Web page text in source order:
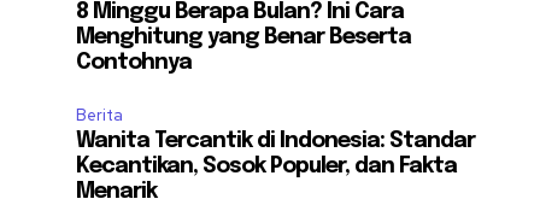
8 Minggu Berapa Bulan? Ini Cara
Menghitung yang Benar Beserta
Contohnya
Berita
Wanita Tercantik di Indonesia: Standar
Kecantikan, Sosok Populer, dan Fakta
Menarik